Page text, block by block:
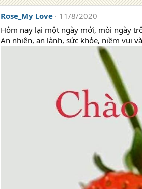
Rose_My Love
11/8/2020
Hôm nay lại một ngày mới, mỗi ngày
An nhiên, an lành, sức khỏe, niềm vui